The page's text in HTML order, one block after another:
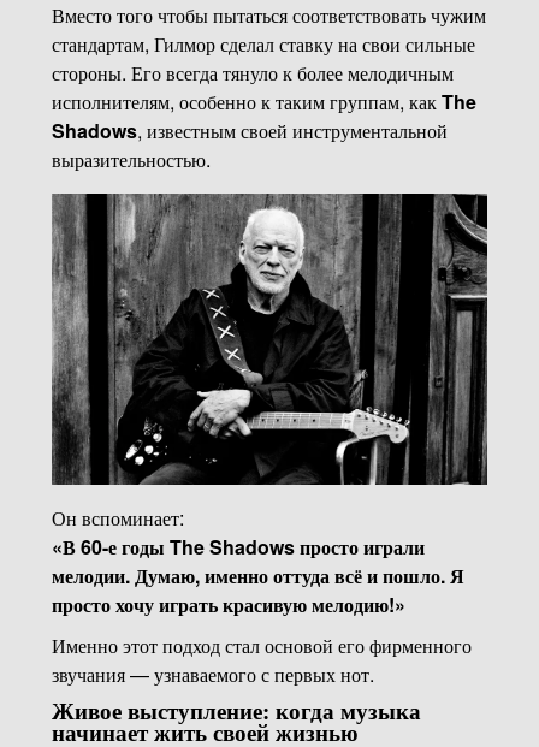
Вместо того чтобы пытаться соответствовать чужим
стандартам, Гилмор сделал ставку на свои сильные
стороны. Его всегда тянуло к более мелодичным
исполнителям, особенно к таким группам, какThe
Shadows, известным своей инструментальной
выразительностью.
Он вспоминает:
«В 60-е годы The Shadows просто играли
мелодии. Думаю, именно оттуда всё и пошло. Я
просто хочу играть красивую мелодию!»
Именно этот подход стал основой его фирменного
звучания — узнаваемого с первых нот.
Живое выступление: когда музыка
начинает жить своей жизнью